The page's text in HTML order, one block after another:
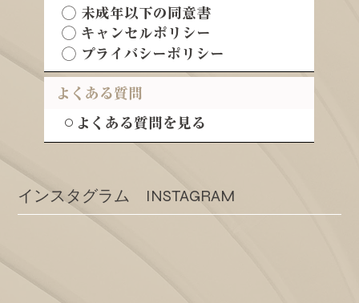
◯ 未成年以下の同意書
◯ キャンセルポリシー
◯ プライバシーポリシー
よくある質問
⚪︎よくある質問を見る
​インスタグラム INSTAGRAM